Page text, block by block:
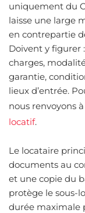
uniquement du
laisse une large
en contrepartie
Doivent y figurer
charges,
garantie,
lieux d’entrée.
nous renvoyons
locatif.
Le locataire
documents au
et une copie du
protège le sous-
durée maximale